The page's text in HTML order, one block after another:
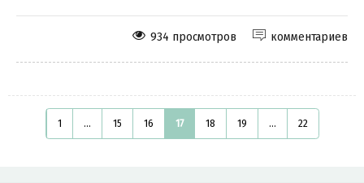
комментариев
934 просмотров
1 ... 15 16 17 18 19 ... 22